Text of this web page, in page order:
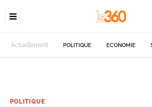
Actuellement POLITIQUE ECONOMIE
POLITIQUE